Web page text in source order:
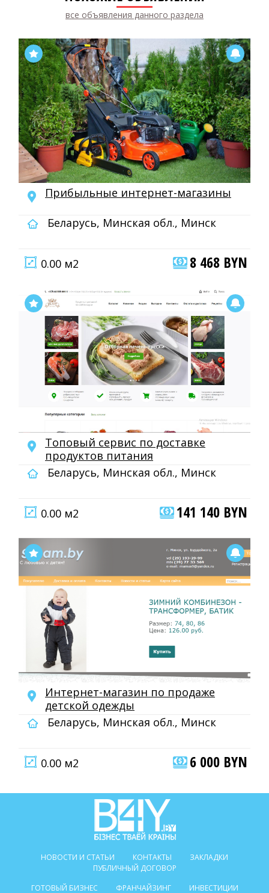
все объявления данного раздела
Прибыльные интернет-магазины
Беларусь, Минская обл., Минск
0.00 м2 8 468 BYN
Топовый сервис по доставке
продуктов питания
Беларусь, Минская обл., Минск
0.00 м2 141 140 BYN
Интернет-магазин по продаже
детской одежды
Беларусь, Минская обл., Минск
0.00 м2 6 000 BYN
НОВОСТИ И СТАТЬИ КОНТАКТЫ
ЗАКЛАДКИ
ПУБЛИЧНЫЙ ДОГОВОР
ГОТОВЫЙ БИЗНЕС
ФРАНЧАЙЗИНГ ИНВЕСТИЦИИ